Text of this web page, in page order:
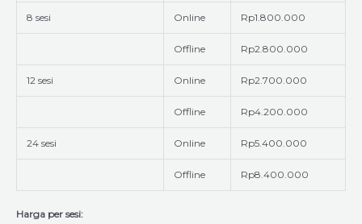
8 sesi Online Rp1.800.000
Offline Rp2.800.000
12 sesi Online Rp2.700.000
Offline Rp4.200.000
24 sesi Online Rp5.400.000
Offline Rp8.400.000
Harga per sesi: